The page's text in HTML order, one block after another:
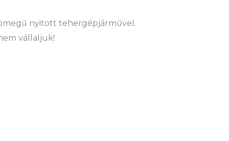
nyitott tehergépjárművel.
vállaljuk!